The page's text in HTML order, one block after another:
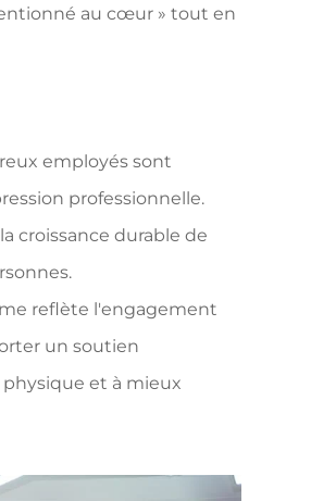
au cœur » tout en
employés sont
professionnelle.
croissance durable de
reflète l'engagement
un soutien
et à mieux